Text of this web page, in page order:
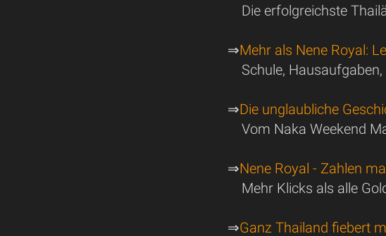
Die erfolgreichste
⇒Mehr als Nene Royal:
Schule,
⇒Die unglaubliche
Vom Naka Weekend
⇒Nene Royal - Zahlen
Mehr Klicks als alle
⇒Ganz Thailand fiebert